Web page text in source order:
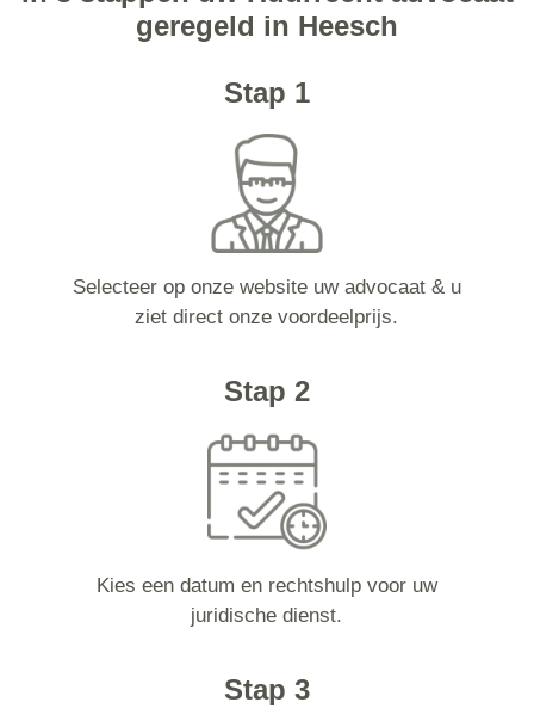
geregeld in Heesch
Stap 1
Selecteer op onze website uw advocaat & u
ziet direct onze voordeelprijs.
Stap 2
Kies een datum en rechtshulp voor uw
juridische dienst.
Stap 3